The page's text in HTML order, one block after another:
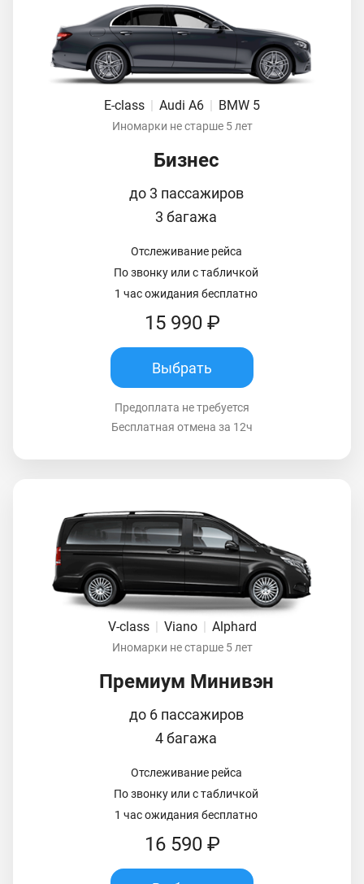
E-class | Audi A6 | BMW 5
Иномарки не старше 5 лет
Бизнес
до 3 пассажиров
3 багажа
Отслеживание рейса
По звонку или с табличкой
1 час ожидания бесплатно
15 990 ₽
Выбрать
Предоплата не требуется
Бесплатная отмена за 12ч
V-class | Viano | Alphard
Иномарки не старше 5 лет
Премиум Минивэн
до 6 пассажиров
4 багажа
Отслеживание рейса
По звонку или с табличкой
1 час ожидания бесплатно
16 590 ₽